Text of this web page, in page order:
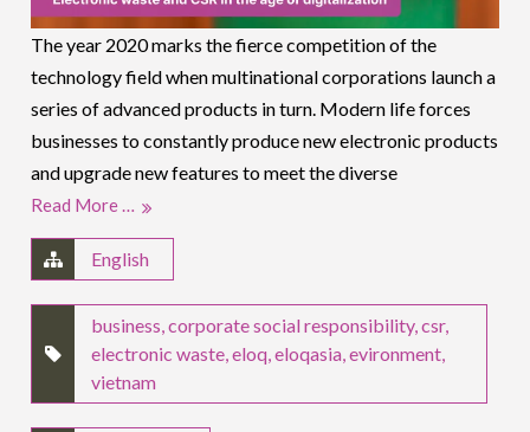
The year 2020 marks the fierce competition of the
technology field when multinational corporations launch a
series of advanced products in turn. Modern life forces
businesses to constantly produce new electronic products
and upgrade new features to meet the diverse
Read More …
English
business ,corporate social responsibility,csr,
electronic waste ,eloq ,eloqasia ,evironment
vietnam